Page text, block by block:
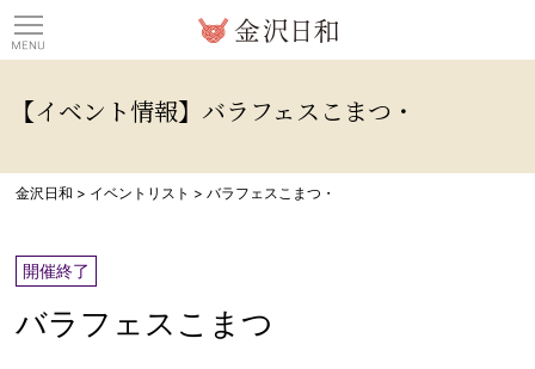
【イベント情報】バラフェスこまつ・
金沢日和 > イベントリスト >バラフェスこまつ・
開催終了
バラフェスこまつ